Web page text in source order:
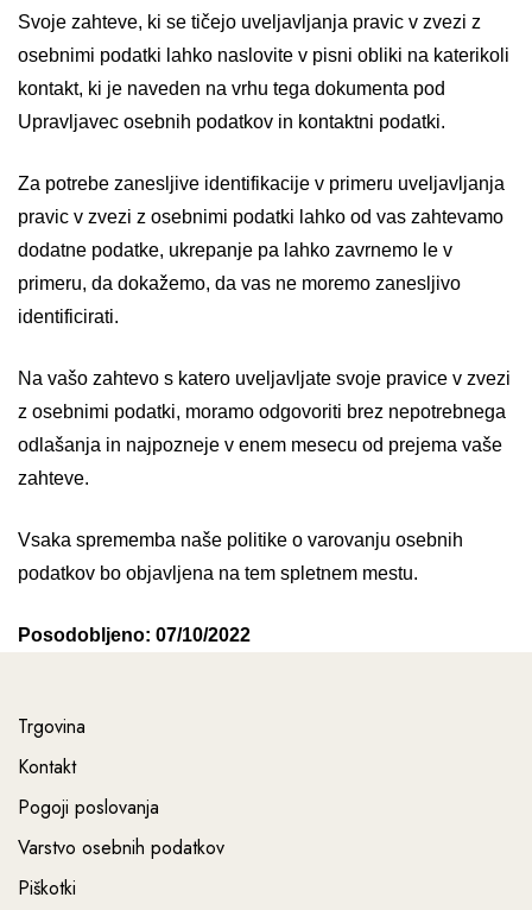
Svoje zahteve, ki se tičejo uveljavljanja pravic v zvezi z
osebnimi podatki lahko naslovite v pisni obliki na katerikoli
kontakt, ki je naveden na vrhu tega dokumenta pod
Upravljavec osebnih podatkov in kontaktni podatki.
Za potrebe zanesljive identifikacije v primeru uveljavljanja
pravic v zvezi z osebnimi podatki lahko od vas zahtevamo
dodatne podatke, ukrepanje pa lahko zavrnemo le v
primeru, da dokažemo, da vas ne moremo zanesljivo
identificirati.
Na vašo zahtevo s katero uveljavljate svoje pravice v zvezi
z osebnimi podatki, moramo odgovoriti brez nepotrebnega
odlašanja in najpozneje v enem mesecu od prejema vaše
zahteve.
Vsaka sprememba naše politike o varovanju osebnih
podatkov bo objavljena na tem spletnem mestu.
Posodobljeno: 07/10/2022
Trgovina
Kontakt
Pogoji poslovanja
Varstvo osebnih podatkov
Piškotki